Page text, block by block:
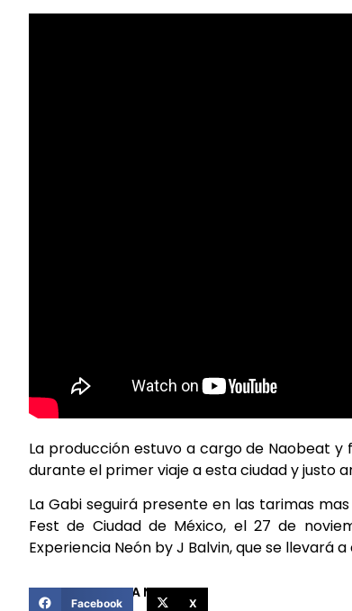
La producción estuvo a cargo de Naobeat y
durante el primer viaje a esta ciudad y justo
La Gabi seguirá presente en las tarimas
Fest de Ciudad de México, el 27 de
Experiencia Neón by J Balvin, que se llevará
COMPARTIR ESTA NOTICIA
Facebook X